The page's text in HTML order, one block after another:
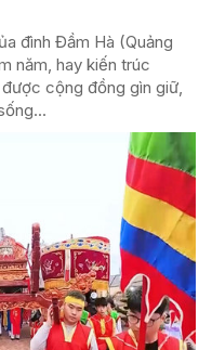
đình Đầm Hà (Quảng
năm, hay kiến trúc
cộng đồng gìn giữ,